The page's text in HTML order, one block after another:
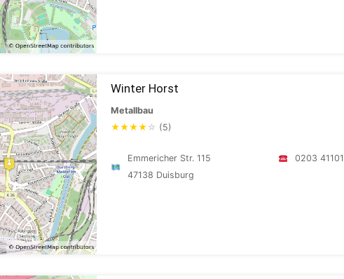
Winter Horst
Metallbau
★★★★ ☆ (5)
Emmericher Str. 115
47138 Duisburg
0203